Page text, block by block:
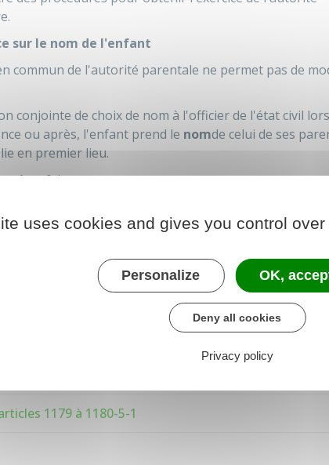
sur le nom de l'enfant
commun de l'autorité parentale ne permet pas de
conjointe de choix de nom à l'officier de l'état civil
ou après, l'enfant prend le nomde celui de ses
en premier lieu.
être faite :
par le 2e parent,
l'enfant.
2-5
1179 à 1180-5-1
uses cookies and gives you control
Personalize OK,
Deny all cookies
Privacy policy